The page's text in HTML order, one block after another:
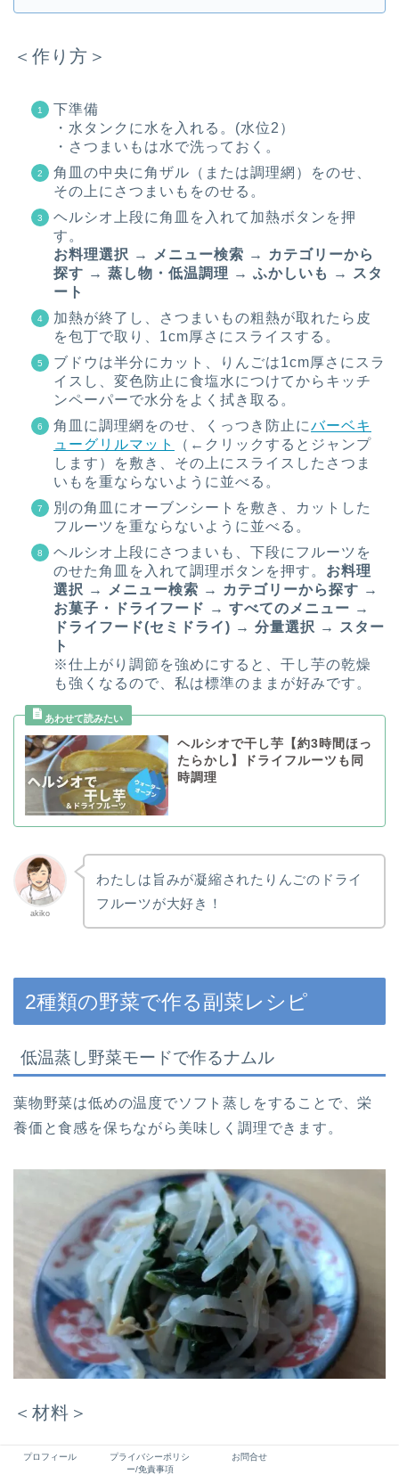
＜作り方＞
下準備
・水タンクに水を入れる。(水位2）
・さつまいもは水で洗っておく。
角皿の中央に角ザル（または調理網）をのせ、
その上にさつまいもをのせる。
ヘルシオ上段に角皿を入れて加熱ボタンを押
す。
お料理選択 → メニュー検索 → カテゴリーから
探す → 蒸し物・低温調理 → ふかしいも → スタ
ート
加熱が終了し、さつまいもの粗熱が取れたら皮
を包丁で取り、1cm厚さにスライスする。
ブドウは半分にカット、りんごは1cm厚さにスラ
イスし、変色防止に食塩水につけてからキッチ
ンペーパーで水分をよく拭き取る。
角皿に調理網をのせ、くっつき防止にバーベキ
ューグリルマット
（←クリックするとジャンプ
します）を敷き、その上にスライスしたさつま
いもを重ならないように並べる。
別の角皿にオーブンシートを敷き、カットした
フルーツを重ならないように並べる。
ヘルシオ上段にさつまいも、下段にフルーツを
のせた角皿を入れて調理ボタンを押す。 お料理
選択 → メニュー検索 → カテゴリーから探す →
お菓子・ドライフード → すべてのメニュー →
ドライフード(セミドライ) → 分量選択 → スター
ト
※仕上がり調節を強めにすると、干し芋の乾燥
も強くなるので、私は標準のままが好みです。
ヘルシオで干し芋【約3時間ほっ
たらかし】ドライフルーツも同
時調理
akiko
わたしは旨みが凝縮されたりんごのドライ
フルーツが大好き！
2種類の野菜で作る副菜レシピ
低温蒸し野菜モードで作るナムル
葉物野菜は低めの温度でソフト蒸しをすることで、栄
養価と食感を保ちながら美味しく調理できます。
＜材料＞
プロフィール
プライバシーポリシ
ー/免責事項
お問合せ